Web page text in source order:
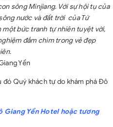
sông Minjiang. Với sự hội tụ của
nước và đất trời của Tứ
một bức tranh tự nhiên tuyệt vời,
đắm chìm trong vẻ đẹp
.
Yển
đó Quý khách tự do khám phá Đô
Giang Yển Hotel hoặc tương